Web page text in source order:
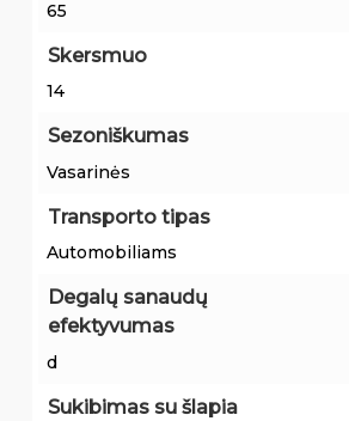
65
Skersmuo
14
Sezoniškumas
Vasarinės
Transporto tipas
Automobiliams
Degalų sanaudų
efektyvumas
d
Sukibimas su šlapia